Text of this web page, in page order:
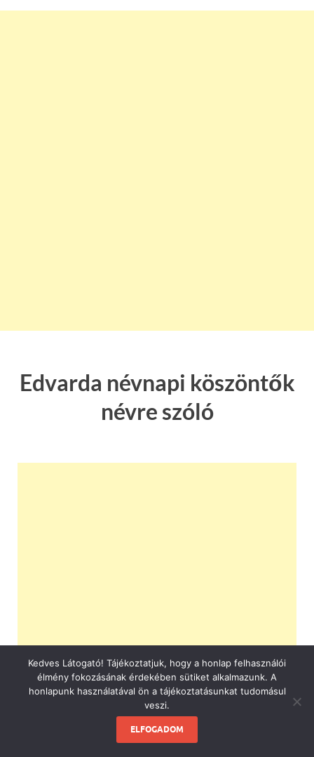
Edvarda névnapi köszöntők
névre szóló
Kedves Látogató! Tájékoztatjuk, hogy a honlap felhasználói
élmény fokozásának érdekében sütiket alkalmazunk. A
honlapunk használatával ön a tájékoztatásunkat tudomásul
veszi.
ELFOGADOM